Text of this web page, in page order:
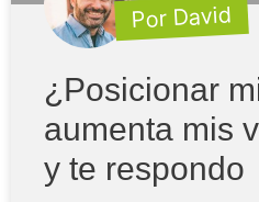
Por David
¿Posicionar
aumenta mis
y te respondo